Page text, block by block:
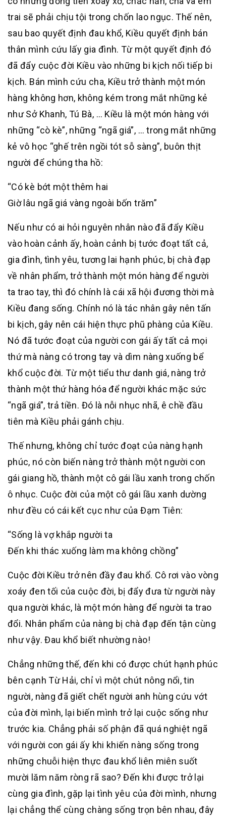
trai sẽ phải chịu tội trong chốn lao ngục. Thế nên,
sau bao quyết định đau khổ, Kiều quyết định bán
thân mình cứu lấy gia đình. Từ một quyết định đó
đã đẩy cuộc đời Kiều vào những bi kịch nối tiếp bi
kịch. Bán mình cứu cha, Kiều trở thành một món
hàng không hơn, không kém trong mắt những kẻ
như Sở Khanh, Tú Bà, … Kiều là một món hàng với
những “cò kè”, những “ngã giá”, … trong mắt những
kẻ vô học “ghế trên ngồi tót sỗ sàng”, buôn thịt
người để chúng tha hồ:
“Có kè bớt một thêm hai
Giờ lâu ngã giá vàng ngoài bốn trăm”
Nếu như có ai hỏi nguyên nhân nào đã đẩy Kiều
vào hoàn cảnh ấy, hoàn cảnh bị tước đoạt tất cả,
gia đình, tình yêu, tương lai hạnh phúc, bị chà đạp
về nhân phẩm, trở thành một món hàng để người
ta trao tay, thì đó chính là cái xã hội đương thời mà
Kiều đang sống. Chính nó là tác nhân gây nên tấn
bi kịch, gây nên cái hiện thực phũ phàng của Kiều.
Nó đã tước đoạt của người con gái ấy tất cả mọi
thứ mà nàng có trong tay và dìm nàng xuống bể
khổ cuộc đời. Từ một tiểu thư danh giá, nàng trở
thành một thứ hàng hóa để người khác mặc sức
“ngã giá”, trả tiền. Đó là nỗi nhục nhã, ê chề đầu
tiên mà Kiều phải gánh chịu.
Thế nhưng, không chỉ tước đoạt của nàng hạnh
phúc, nó còn biến nàng trở thành một người con
gái giang hồ, thành một cô gái lầu xanh trong chốn
ô nhục. Cuộc đời của một cô gái lầu xanh dường
như đều có cái kết cục như của Đạm Tiên:
“Sống là vợ khắp người ta
Đến khi thác xuống làm ma không chồng”
Cuộc đời Kiều trở nên đầy đau khổ. Cô rơi vào vòng
xoáy đen tối của cuộc đời, bị đẩy đưa từ người này
qua người khác, là một món hàng để người ta trao
đổi. Nhân phẩm của nàng bị chà đạp đến tận cùng
như vậy. Đau khổ biết nhường nào!
Chẳng những thế, đến khi có được chút hạnh phúc
bên cạnh Từ Hải, chỉ vì một chút nông nổi, tin
người, nàng đã giết chết người anh hùng cứu vớt
của đời mình, lại biến mình trở lại cuộc sống như
trước kia. Chẳng phải số phận đã quá nghiệt ngã
với người con gái ấy khi khiến nàng sống trong
những chuỗi hiện thực đau khổ liên miên suốt
mười lăm năm ròng rã sao? Đến khi được trở lại
cùng gia đình, gặp lại tình yêu của đời mình, nhưng
lại chẳng thể cùng chàng sống trọn bên nhau, đây